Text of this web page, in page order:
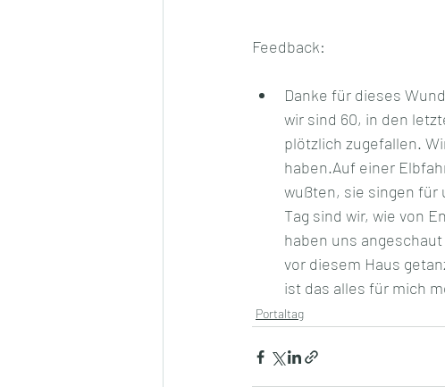
Feedback:
Danke für dieses
wir sind 60, in den
plötzlich zugefallen.
haben.Auf einer
wußten, sie singen für
Tag sind wir, wie von
haben uns
vor diesem Haus
ist das alles für mich
Portaltag